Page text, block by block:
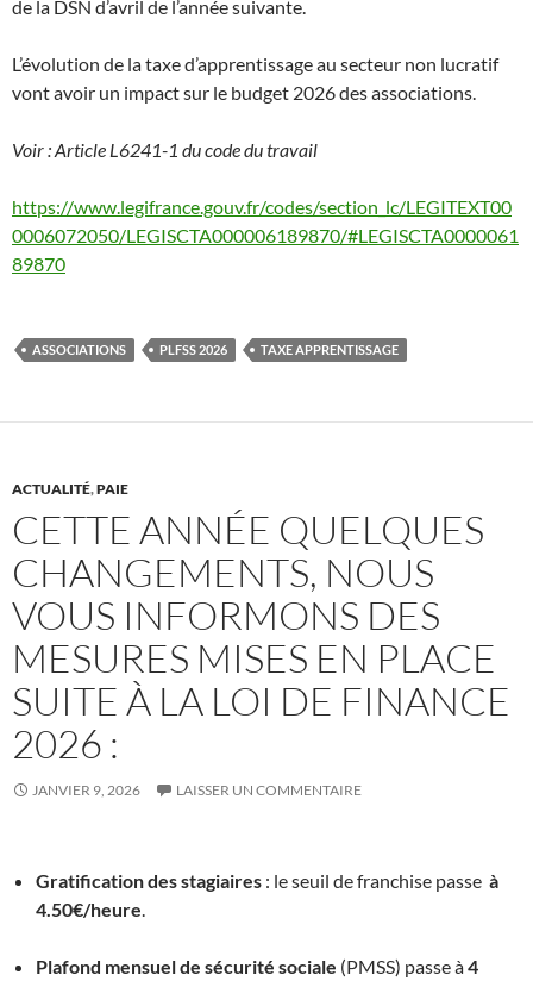
de la DSN d’avril de l’année suivante.
L’évolution de la taxe d’apprentissage au secteur non lucratif
vont avoir un impact sur le budget 2026 des associations.
Voir : Article L6241-1 du code du travail
https://www.legifrance.gouv.fr/codes/section_lc/LEGITEXT00
0006072050/LEGISCTA000006189870/#LEGISCTA0000061
89870
ASSOCIATIONS PLFSS 2026 TAXE APPRENTISSAGE
ACTUALITÉ,PAIE
CETTE ANNÉE QUELQUES
CHANGEMENTS, NOUS
VOUS INFORMONS DES
MESURES MISES EN PLACE
SUITE À LA LOI DE FINANCE
2026 :
JANVIER 9, 2026 LAISSER UN COMMENTAIRE
Gratification des stagiaires : le seuil de franchise passe à
4.50€/heure
Plafond mensuel de sécurité sociale (PMSS) passe à4